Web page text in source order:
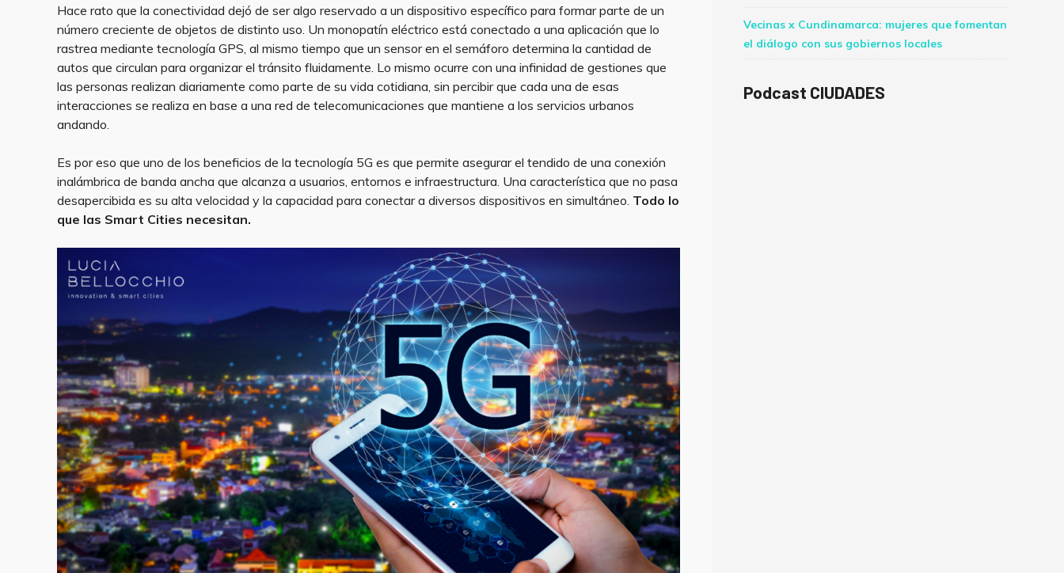
Hace rato que la conectividad dejó de ser algo reservado a un dispositivo específico para formar parte de un
número creciente de objetos de distinto uso. Un monopatín eléctrico está conectado a una aplicación que lo
rastrea mediante tecnología GPS, al mismo tiempo que un sensor en el semáforo determina la cantidad de
autos que circulan para organizar el tránsito fluidamente. Lo mismo ocurre con una infinidad de gestiones que
las personas realizan diariamente como parte de su vida cotidiana, sin percibir que cada una de esas
interacciones se realiza en base a una red de telecomunicaciones que mantiene a los servicios urbanos
andando.
Es por eso que uno de los beneficios de la tecnología 5G es que permite asegurar el tendido de una conexión
inalámbrica de banda ancha que alcanza a usuarios, entornos e infraestructura. Una característica que no pasa
desapercibida es su alta velocidad y la capacidad para conectar a diversos dispositivos en simultáneo. Todo lo
que las Smart Cities necesitan.
Vecinas x Cundinamarca: mujeres que fomentan
el diálogo con sus gobiernos locales
Podcast CIUDADES